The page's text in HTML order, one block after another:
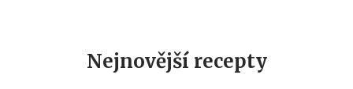
Nejnovější recepty